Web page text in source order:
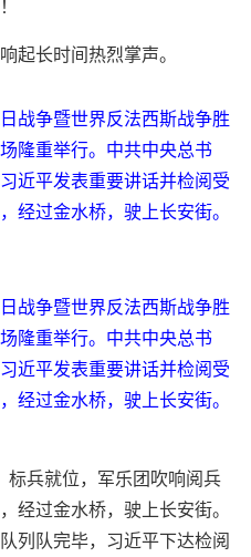
起长时间热烈掌声。
战争暨世界反法西斯战争胜
隆重举行。中共中央总书
近平发表重要讲话并检阅受
经过金水桥，驶上长安街。
战争暨世界反法西斯战争胜
隆重举行。中共中央总书
近平发表重要讲话并检阅受
经过金水桥，驶上长安街。
标兵就位，军乐团吹响阅兵
经过金水桥，驶上长安街。
列队完毕，习近平下达检阅